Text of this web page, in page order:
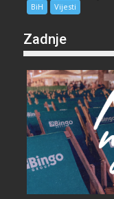
BiH Vijesti
Zadnje